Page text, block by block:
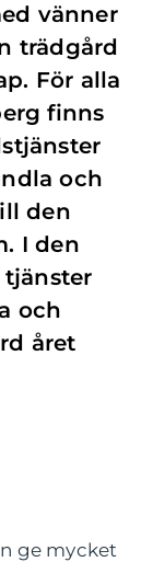
vänner
trädgård
För alla
finns
och
den
I den
och
året
ge mycket